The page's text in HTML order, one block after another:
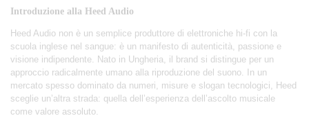
Introduzione alla Heed Audio
Heed Audio non è un semplice produttore di elettroniche hi-fi con la
scuola inglese nel sangue: è un manifesto di autenticità, passione e
visione indipendente. Nato in Ungheria, il brand si distingue per un
approccio radicalmente umano alla riproduzione del suono. In un
mercato spesso dominato da numeri, misure e slogan tecnologici, Heed
sceglie un’altra strada: quella dell’esperienza dell’ascolto musicale
come valore assoluto.